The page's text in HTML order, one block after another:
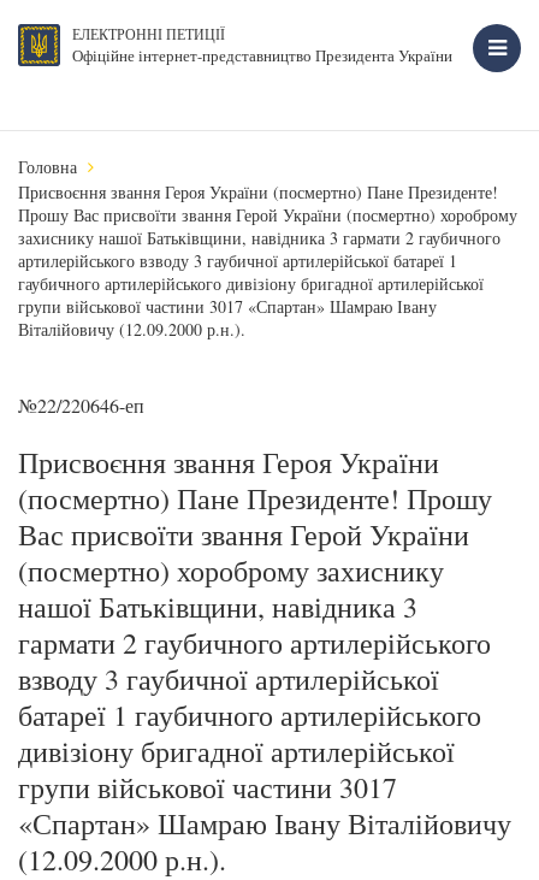
ЕЛЕКТРОННІ ПЕТИЦІЇ
Офіційне інтернет-представництво Президента України
Головна
Присвоєння звання Героя України (посмертно) Пане Президенте!
Прошу Вас присвоїти звання Герой України (посмертно) хороброму
захиснику нашої Батьківщини, навідника 3 гармати 2 гаубичного
артилерійського взводу 3 гаубичної артилерійської батареї 1
гаубичного артилерійського дивізіону бригадної артилерійської
групи військової частини 3017 «Спартан» Шамраю Івану
Віталійовичу (12.09.2000 р.н.).
№22/220646-еп
Присвоєння звання Героя України
(посмертно) Пане Президенте! Прошу
Вас присвоїти звання Герой України
(посмертно) хороброму захиснику
нашої Батьківщини, навідника 3
гармати 2 гаубичного артилерійського
взводу 3 гаубичної артилерійської
батареї 1 гаубичного артилерійського
дивізіону бригадної артилерійської
групи військової частини 3017
«Спартан» Шамраю Івану Віталійовичу
(12.09.2000 р.н.).